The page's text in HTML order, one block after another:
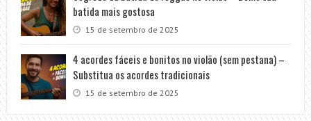
batida mais gostosa
15 de setembro de 2025
4 acordes fáceis e bonitos no violão (sem pestana) –
Substitua os acordes tradicionais
15 de setembro de 2025